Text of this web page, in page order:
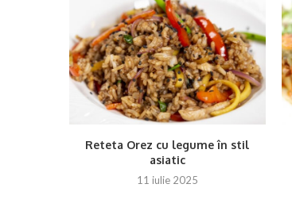
Reteta Orez cu legume în stil
asiatic
11 iulie 2025